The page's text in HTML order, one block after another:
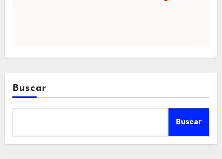
Buscar
Buscar